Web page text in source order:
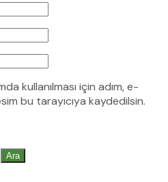
kullanılması için adım, e-
bu tarayıcıya kaydedilsin.
Ara